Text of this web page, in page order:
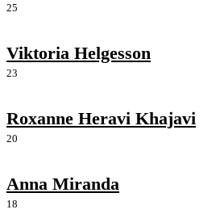
25
Viktoria Helgesson
23
Roxanne Heravi Khajavi
20
Anna Miranda
18